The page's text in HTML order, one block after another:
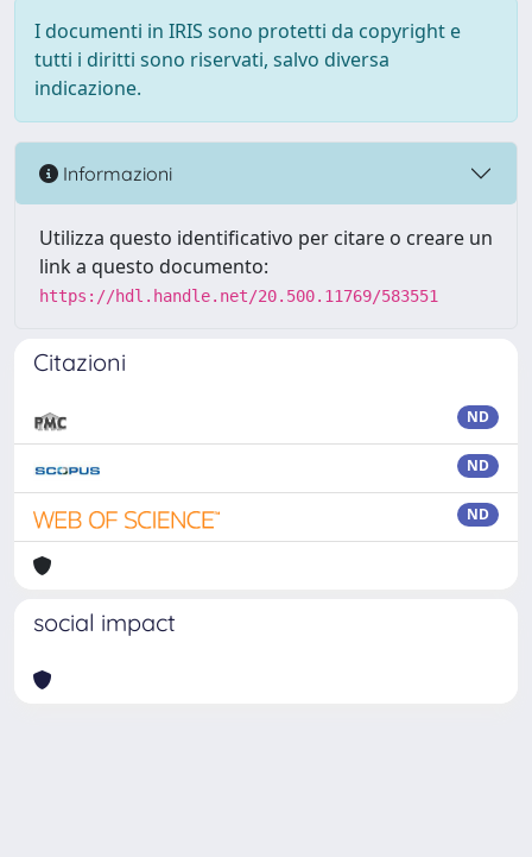
I documenti in IRIS sono protetti da copyright e
tutti i diritti sono riservati, salvo diversa
indicazione.
Informazioni
Utilizza questo identificativo per citare o creare un
link a questo documento:
https://hdl.handle.net/20.500.11769/583551
Citazioni
ND
ND
ND
social impact